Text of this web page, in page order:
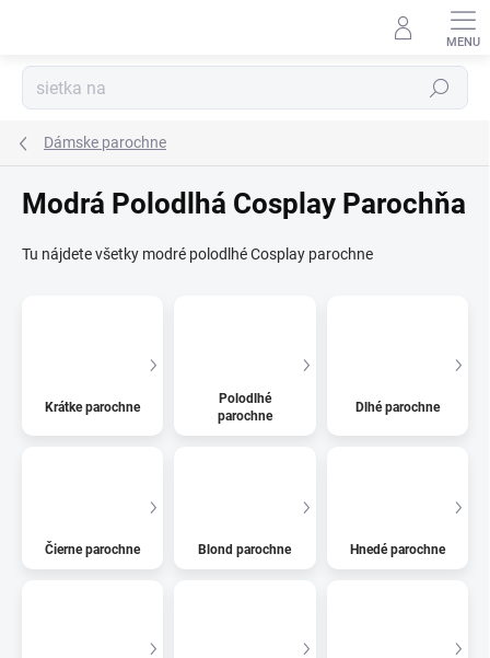
Hľadať
Dámske parochne
Modrá Polodlhá Cosplay Parochňa
Tu nájdete všetky modré polodlhé Cosplay parochne
Krátke parochne
Polodlhé
parochne
Dlhé parochne
Čierne parochne Blond parochne Hnedé parochne